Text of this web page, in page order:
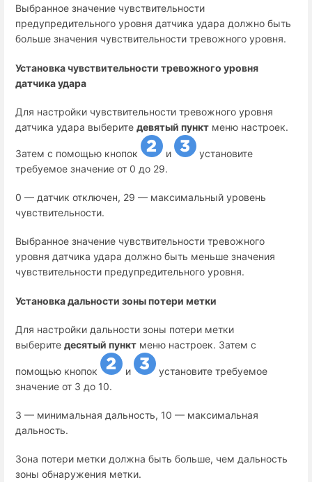
Выбранное значение чувствительности
предупредительного уровня датчика удара должно быть
больше значения чувствительности тревожного уровня.
Установка чувствительности тревожного уровня
датчика удара
Для настройки чувствительности тревожного уровня
датчика удара выберите девятый пункт меню настроек.
Затем с помощью кнопок и
установите
требуемое значение от 0 до 29.
0 — датчик отключен, 29 — максимальный уровень
чувствительности.
Выбранное значение чувствительности тревожного
уровня датчика удара должно быть меньше значения
чувствительности предупредительного уровня.
Установка дальности зоны потери метки
Для настройки дальности зоны потери метки
выберите десятый пункт меню настроек. Затем с
помощью кнопок и
установите требуемое
значение от 3 до 10.
3 — минимальная дальность, 10 — максимальная
дальность.
Зона потери метки должна быть больше, чем дальность
зоны обнаружения метки.